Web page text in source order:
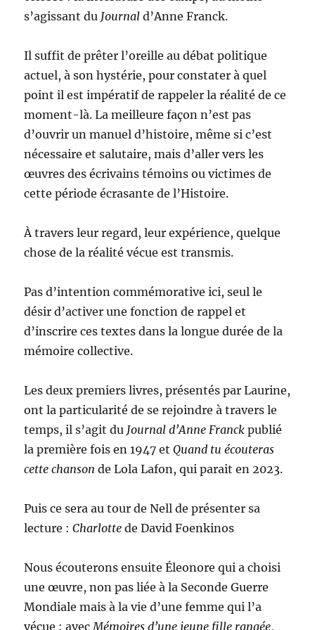
s’agissant du Journald’Anne Franck.
Il suffit de prêter l’oreille au débat politique
actuel, à son hystérie, pour constater à quel
point il est impératif de rappeler la réalité de ce
moment-là. La meilleure façon n’est pas
d’ouvrir un manuel d’histoire, même si c’est
nécessaire et salutaire, mais d’aller vers les
œuvres des écrivains témoins ou victimes de
cette période écrasante de l’Histoire.
À travers leur regard, leur expérience, quelque
chose de la réalité vécue est transmis.
Pas d’intention commémorative ici, seul le
désir d’activer une fonction de rappel et
d’inscrire ces textes dans la longue durée de la
mémoire collective.
Les deux premiers livres, présentés par Laurine,
ont la particularité de se rejoindre à travers le
temps, il s’agit du Journal d’Anne Franck publié
la première fois en 1947 etQuand tu écouteras
cette chanson de Lola Lafon, qui parait en 2023.
Puis ce sera au tour de Nell de présenter sa
lecture :Charlotte de David Foenkinos
Nous écouterons ensuite Éleonore qui a choisi
une œuvre, non pas liée à la Seconde Guerre
Mondiale mais à la vie d’une femme qui l’a
vécue : avec Mémoires d’une jeune fille rangée,